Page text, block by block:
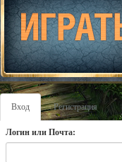
Вход Регистрация
Логин или Почта: